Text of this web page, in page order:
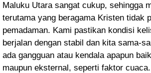
Maluku Utara sangat cukup, sehingga
terutama yang beragama Kristen tidak
pemadaman. Kami pastikan kondisi
berjalan dengan stabil dan kita sama-
ada gangguan atau kendala apapun
maupun eksternal, seperti faktor